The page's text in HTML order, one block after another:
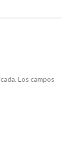
Los campos